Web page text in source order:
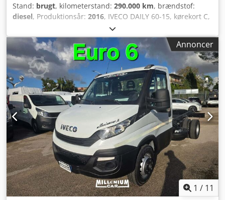
Stand: brugt, kilometerstand: 290.000 km, brændstof:
diesel, Produktionsår: 2016, IVECO DAILY 60-15, kørekort C,
årg. 2016, 290.000 km, køleaggregat med indvendige mål
4,40x2,30xH2,10 m, plads til 8 paller, flytbar skillevæg,
Thermo King V500 fryseanlæg (vej- og eldrift) med
temperaturregistrator, Dhollandia lift med 1.500 kg
lasteevne. Køretøjet er nysynet, på gode dæk og klar til
brug. Finansiering eller leasing muligt på stedet. Credpfx
Ameympu Aj Usf
Annoncer
1 / 11